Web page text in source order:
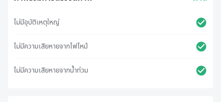
ไม่มีอุบัติเหตุใหญ่
ไม่มีความเสียหายจากไฟไหม้
ไม่มีความเสียหายจากน้ำท่วม